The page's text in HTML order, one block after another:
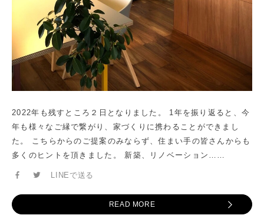
2022年も残すところ２日となりました。 1年を振り返ると、今
年も様々なご縁で繋がり、家づくりに携わることができまし
た。 こちらからのご提案のみならず、住まい手の皆さんからも
多くのヒントを頂きました。 新築、リノベーション……
LINEで送る
READ MORE